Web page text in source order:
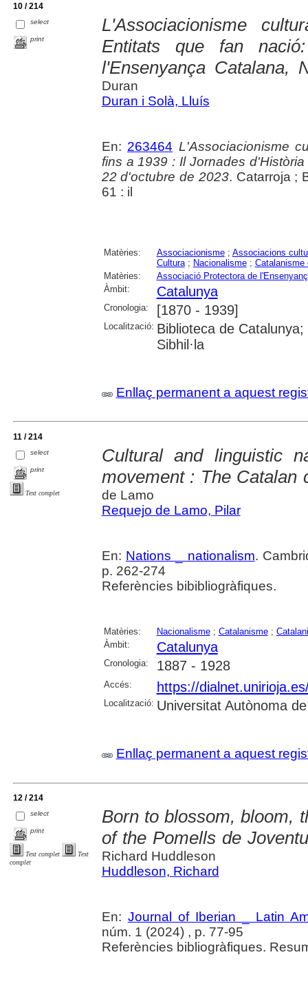
10 / 214
select
print
L'Associacionisme
Entitats que fan
l'Ensenyança Catalana,
Duran
Duran i Solà, Lluís
En: 263464 L'Associacionisme
fins a 1939 : Il Jornades
22 d'octubre de 2023. Catarroja ;
61 : il
Matèries: Associacionisme; Associacions
Cultura; Nacionalisme; Catalanisme
Matèries:
Associació Protectora de
Àmbit:
Catalunya
Cronologia: [1870 - 1939]
Localització: Biblioteca de
Sibhil·la
Enllaç permanent a aquest
11 / 214
select
print
Text complet
Cultural and linguistic
movement : The Catalan
de Lamo
Requejo de Lamo, Pilar
En: Nations _ nationalism.
p. 262-274
Referències bibibliogràfiques.
Matèries: Nacionalisme; Catalanisme;
Àmbit:
Catalunya
Cronologia: 1887 - 1928
Accés: https://
Localització: Universitat Autònoma
Enllaç permanent a aquest
12 / 214
select
print
Text complet
Text
complet
Born to blossom, bloom,
of the Pomells de
Richard Huddleson
Huddleson, Richard
En: Journal of Iberian _ Latin
núm. 1 (2024) , p. 77-95
Referències bibliogràfiques.